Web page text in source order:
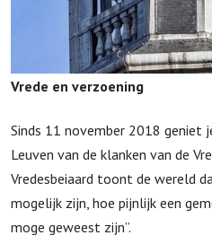
Vrede en verzoening
Sinds 11 november 2018 geniet
Leuven van de klanken van de
Vredesbeiaard toont de wereld
mogelijk zijn, hoe pijnlijk een
moge geweest zijn”.